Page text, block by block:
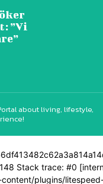
”Vi
about living, lifestyle,
Stack trace: #0
plugins/